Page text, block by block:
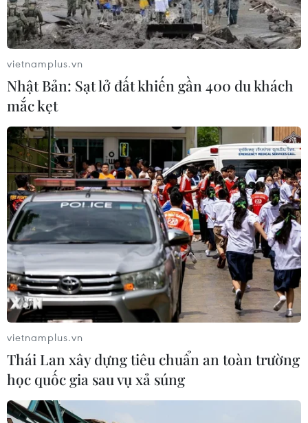
tài liệu mật của Mỹ
13/04/2023 05:09
cuộc điều tra an ninh quốc gia có biệt danh OG, đam
mê súng và ở độ tuổi 20, "là một thanh niên mạnh mẽ,
được huấn luyện và trang bị vũ khí."
Video cận cảnh FBI bắt giữ nghi
phạm rò rỉ tài liệu mật của Mỹ
14/04/2023 01:39
vietnamplus.vn
Nhật Bản: Sạt lở đất khiến gần 400 du khách
mắc kẹt
vietnamplus.vn
Thái Lan xây dựng tiêu chuẩn an toàn trường
học quốc gia sau vụ xả súng